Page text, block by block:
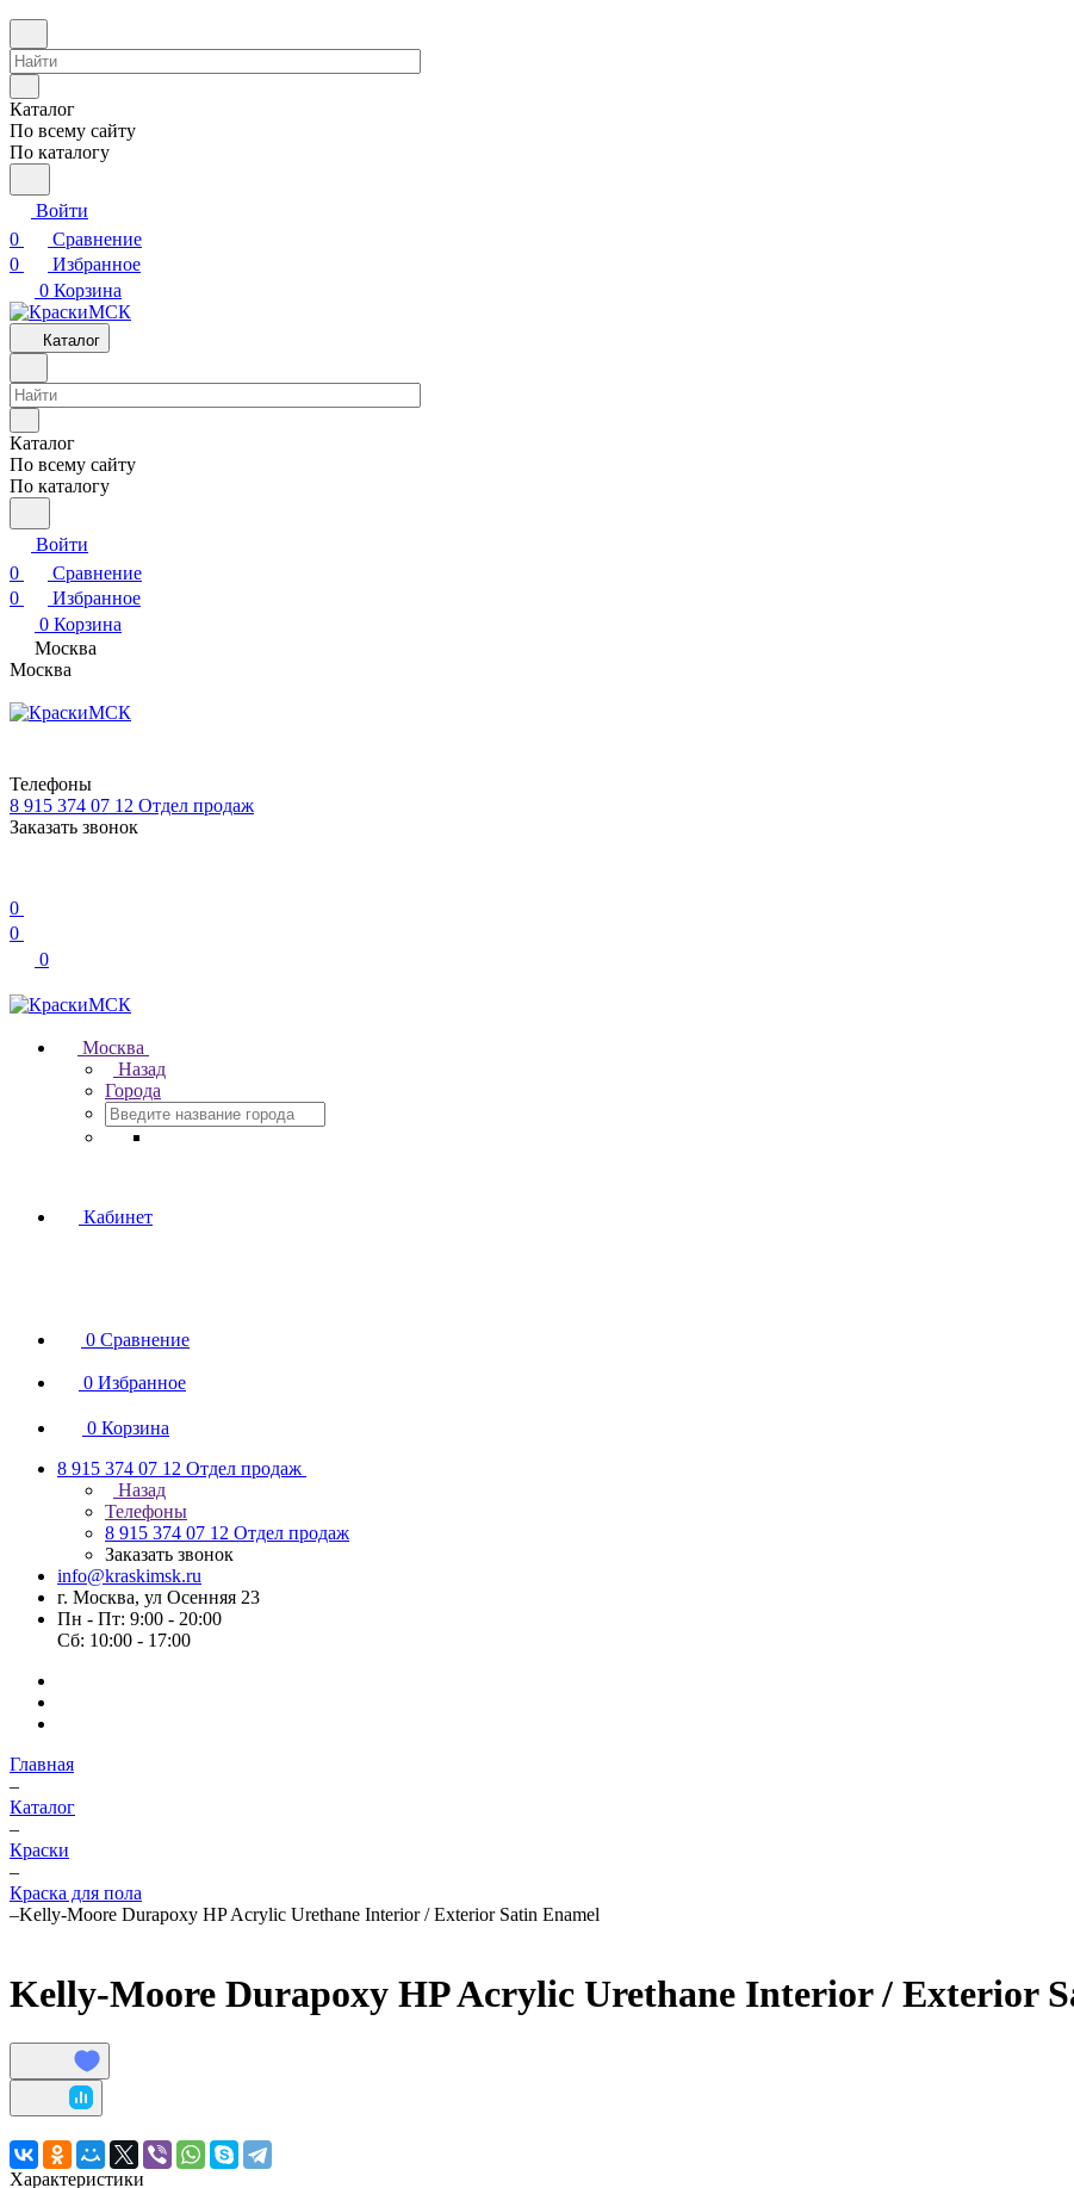
Каталог
По всему сайту
По каталогу
Войти
0
Сравнение
0
Избранное
0 Корзина
Каталог
Каталог
По всему сайту
По каталогу
Войти
0
Сравнение
0
Избранное
0 Корзина
Москва
Москва
Телефоны
8 915 374 07 12 Отдел продаж
Заказать звонок
0
0
0
Москва
Назад
Города
Кабинет
0 Сравнение
0 Избранное
0 Корзина
8 915 374 07 12 Отдел продаж
Назад
Телефоны
8 915 374 07 12 Отдел продаж
Заказать звонок
info@kraskimsk.ru
г. Москва, ул Осенняя 23
Пн - Пт: 9:00 - 20:00
Сб: 10:00 - 17:00
Главная
–
Каталог
–
Краски
–
Краска для пола
–Kelly-Moore Durapoxy HP Acrylic Urethane Interior / Exterior Satin Enamel
Kelly-Moore Durapoxy HP Acrylic Urethane Interior / Exterior
Характеристики